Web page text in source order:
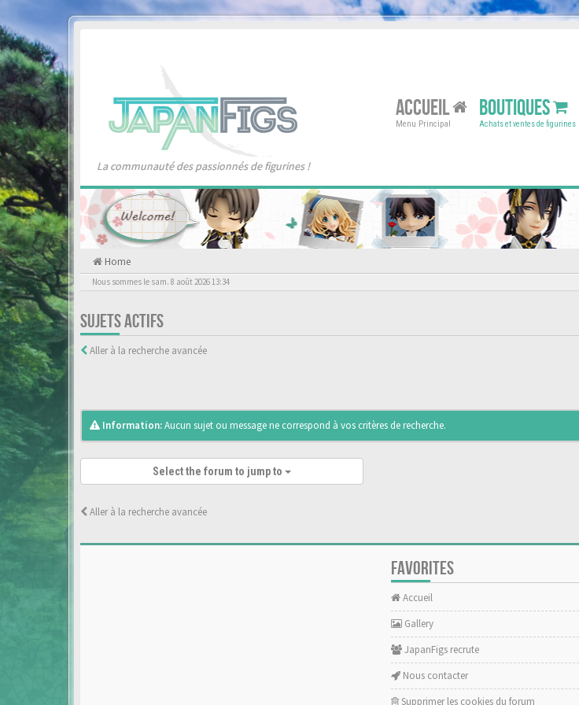
La communauté des passionnés de figurines !
ACCUEIL
Menu Principal
BOUTIQUES
Achats et ventes de figurines
Home
Nous sommes le sam. 8 août 2026 13:34
SUJETS ACTIFS
Aller à la recherche avancée
Information:Aucun sujet ou message ne correspond à vos critères de recherche.
Select the forum to jump to
Aller à la recherche avancée
FAVORITES
Accueil
Gallery
JapanFigs recrute
Nous contacter
Supprimer les cookies du forum